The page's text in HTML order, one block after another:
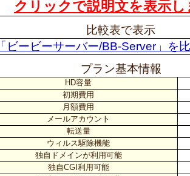
クリックで説明文を表示し
比較表で表示
「ビービーサーバー/BB-Server」を
プラン基本情報
HD容量
初期費用
月額費用
メールアカウント
転送量
ウィルス駆除機能
独自ドメインが利用可能
独自CGI利用可能